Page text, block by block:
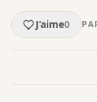
J’aime0